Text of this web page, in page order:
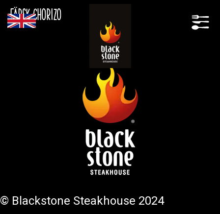
Färsk chorizo
© Blackstone Steakhouse 2024